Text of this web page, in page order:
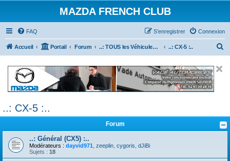
MAZDA FRENCH CLUB
FAQ Connexion
S’enregistrer
Accueil Portail Forum ..: TOUS les Véhicules MAZDA :.. ..: CX-5 :..
c
h
r
..: CX-5 :..
Forum
..: Général (CX5) :..
Modérateurs : dayvid971 zeeplin cygoris dJiBi
Sujets : 18